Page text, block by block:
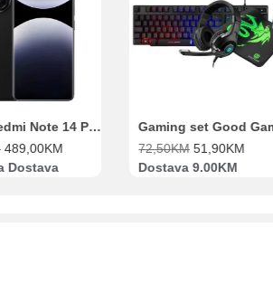
Xiaomi Redmi Note 14 Pro 8GB 256GB Crni
489,00KM
Dostava
72,50KM 51,90KM
Dostava 9.00KM